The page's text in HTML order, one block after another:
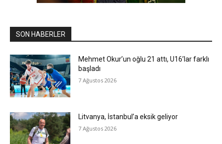
SON HABERLER
Mehmet Okur’un oğlu 21 attı, U16’lar farklı
başladı
7 Ağustos 2026
Litvanya, İstanbul’a eksik geliyor
7 Ağustos 2026